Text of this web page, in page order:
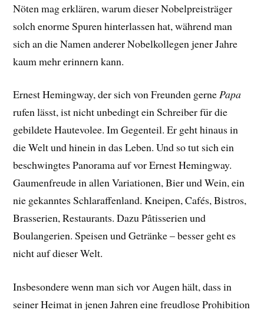
Nöten mag erklären, warum dieser Nobelpreisträger
solch enorme Spuren hinterlassen hat, während man
sich an die Namen anderer Nobelkollegen jener Jahre
kaum mehr erinnern kann.
Ernest Hemingway, der sich von Freunden gernePapa
rufen lässt, ist nicht unbedingt ein Schreiber für die
gebildete Hautevolee. Im Gegenteil. Er geht hinaus in
die Welt und hinein in das Leben. Und so tut sich ein
beschwingtes Panorama auf vor Ernest Hemingway.
Gaumenfreude in allen Variationen, Bier und Wein, ein
nie gekanntes Schlaraffenland. Kneipen, Cafés, Bistros,
Brasserien, Restaurants. Dazu Pâtisserien und
Boulangerien. Speisen und Getränke – besser geht es
nicht auf dieser Welt.
Insbesondere wenn man sich vor Augen hält, dass in
seiner Heimat in jenen Jahren eine freudlose Prohibition